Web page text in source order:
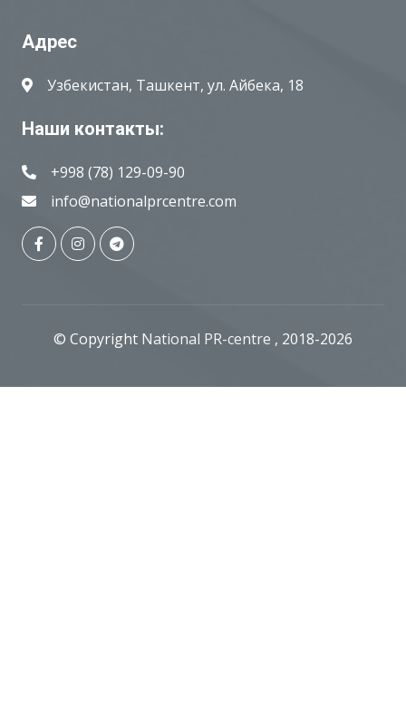
Адрес
Узбекистан, Ташкент, ул. Айбека, 18
Наши контакты:
+998 (78) 129-09-90
info@nationalprcentre.com
© Copyright National PR-centre , 2018-2026